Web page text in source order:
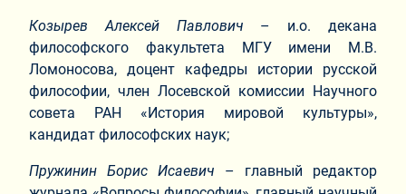
Козырев Алексей Павлович – и.о. декана
философского факультета МГУ имени М.В.
Ломоносова, доцент кафедры истории русской
философии, член Лосевской комиссии Научного
совета РАН «История мировой культуры»,
кандидат философских наук;
Пружинин Борис Исаевич – главный редактор